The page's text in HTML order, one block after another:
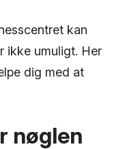
kan
ikke umuligt. Her
dig med at
nøglen